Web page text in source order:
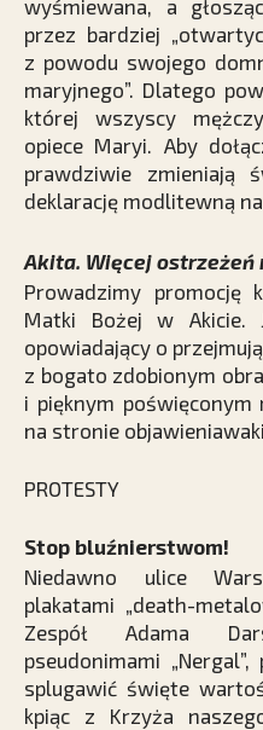
wyśmiewana, a
przez bardziej
z powodu swojego
maryjnego”. Dlatego
której wszyscy
opiece Maryi. Aby
prawdziwie zmieniają
deklarację modlitewną
Akita. Więcej ostrzeżeń
Prowadzimy promocję
Matki Bożej w Akicie.
opowiadający o
z bogato zdobionym
i pięknym
na stronie
PROTESTY
Stop bluźnierstwom!
Niedawno ulice
plakatami „death-
Zespół Adama
pseudonimami
splugawić święte
kpiąc z Krzyża